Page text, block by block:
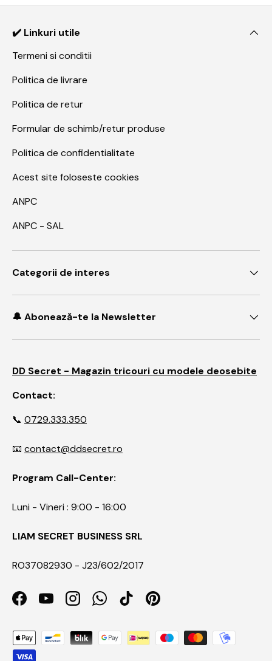
✔️ Linkuri utile
Termeni si conditii
Politica de livrare
Politica de retur
Formular de schimb/retur produse
Politica de confidentialitate
Acest site foloseste cookies
ANPC
ANPC - SAL
Categorii de interes
🔔 Abonează-te la Newsletter
DD Secret - Magazin tricouri cu modele deosebite
Contact:
📞 0729.333.350
📧 contact@ddsecret.ro
Program Call-Center:
Luni - Vineri : 9:00 - 16:00
LIAM SECRET BUSINESS SRL
RO37082930 - J23/602/2017
FacebookYouTubeInstagramWhatsApp
TikTokPinterest
Payment methods accepted